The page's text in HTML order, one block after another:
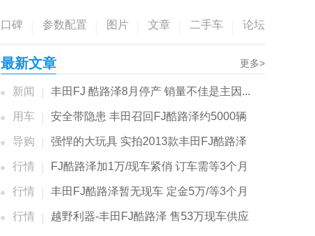
口碑 参数配置 图片 文章 二手车 论坛
最新文章 更多>
新闻 丰田FJ 酷路泽8月停产 销量不佳是主因...
用车 安全带隐患 丰田召回FJ酷路泽约5000辆
导购 强悍的大玩具 实拍2013款丰田FJ酷路泽
行情 FJ酷路泽加1万/现车紧俏 订车需等3个月
行情 丰田FJ酷路泽暂无现车 定金5万/等3个月
行情 越野利器-丰田FJ酷路泽 售53万现车供应